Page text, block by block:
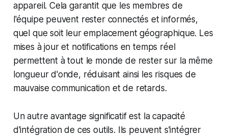
appareil. Cela garantit que les membres de
l'équipe peuvent rester connectés et informés,
quel que soit leur emplacement géographique. Les
mises à jour et notifications en temps réel
permettent à tout le monde de rester sur la même
longueur d'onde, réduisant ainsi les risques de
mauvaise communication et de retards.
Un autre avantage significatif est la capacité
d'intégration de ces outils. Ils peuvent s'intégrer